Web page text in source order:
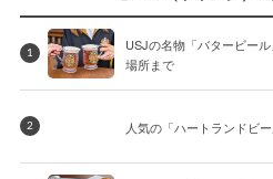
1
USJの名物「バタービー
場所まで
2 人気の「ハートランドビ